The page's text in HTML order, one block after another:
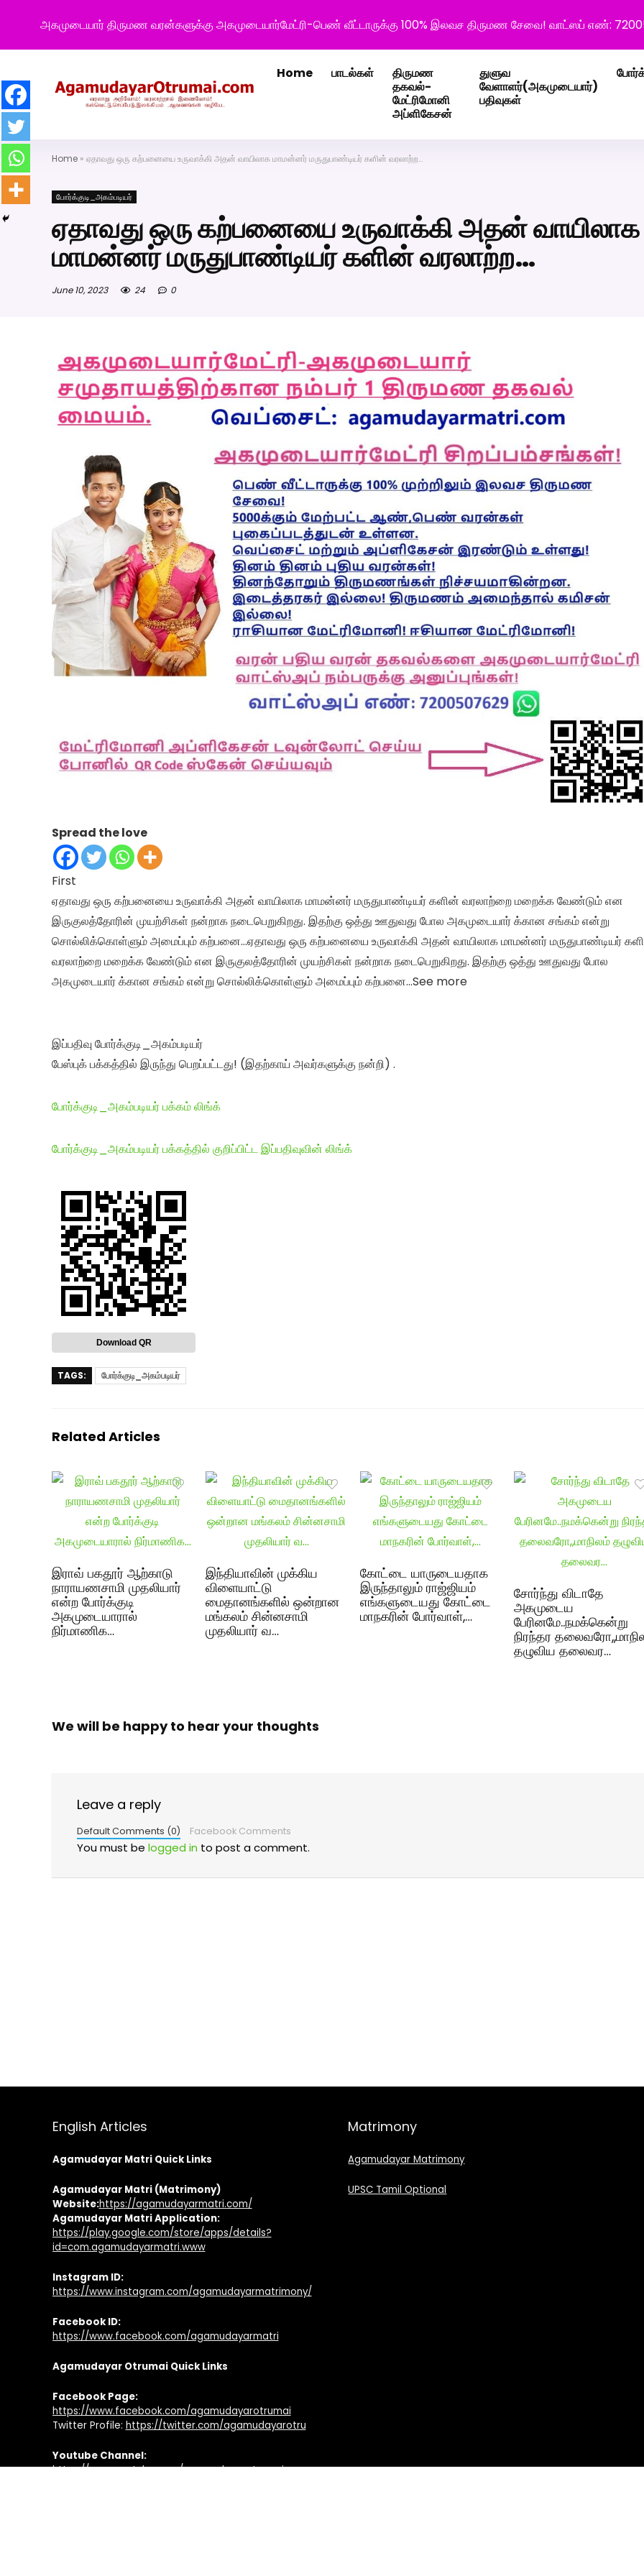
Home பாடல்கள்
திருமண
தகவல்-
மேட்ரிமோனி
அப்ளிகேசன்
துளுவ
வேளாளர்(அகமுடையார்)
பதிவுகள்
Home » ஏதாவது ஒரு கற்பனையை உருவாக்கி அதன் வாயிலாக மாமன்னர் மருதுபாண்டியர் களின் வரலாற்ற…
போர்க்குடி_அகம்படியர்
ஏதாவது ஒரு கற்பனையை உருவாக்கி அதன் வாயிலாக
மாமன்னர் மருதுபாண்டியர் களின் வரலாற்ற…
June 10, 2023 24 0
Spread the love
First
ஏதாவது ஒரு கற்பனையை உருவாக்கி அதன் வாயிலாக மாமன்னர் மருதுபாண்டியர் களின் வரலாற்றை மறைக்க வேண்டும் என
இருகுலத்தோரின் முயற்சிகள் நன்றாக நடைபெறுகிறது. இதற்கு ஒத்து ஊதுவது போல அகமுடையார் க்கான சங்கம் என்று
சொல்லிக்கொள்ளும் அமைப்பும் கற்பனை…ஏதாவது ஒரு கற்பனையை உருவாக்கி அதன் வாயிலாக மாமன்னர் மருதுபாண்டியர்
வரலாற்றை மறைக்க வேண்டும் என இருகுலத்தோரின் முயற்சிகள் நன்றாக நடைபெறுகிறது. இதற்கு ஒத்து ஊதுவது போல
அகமுடையார் க்கான சங்கம் என்று சொல்லிக்கொள்ளும் அமைப்பும் கற்பனை…See more
இப்பதிவு போர்க்குடி_அகம்படியர்
பேஸ்புக் பக்கத்தில் இருந்து பெறப்பட்டது! (இதற்காய் அவர்களுக்கு நன்றி) .
போர்க்குடி_அகம்படியர் பக்கம் லிங்க்
போர்க்குடி_அகம்படியர் பக்கத்தில் குறிப்பிட்ட இப்பதிவுவின் லிங்க்
Download QR
TAGS: போர்க்குடி_அகம்படியர்
Related Articles
இராவ் பகதூர் ஆற்காடு
நாராயணசாமி முதலியார்
என்ற போர்க்குடி
அகமுடையாரால்
நிர்மாணிக…
இந்தியாவின் முக்கிய
விளையாட்டு
மைதானங்களில் ஒன்றான
மங்கலம் சின்னசாமி
முதலியார் வ…
கோட்டை யாருடையதாக
இருந்தாலும் ராஜ்ஜியம்
எங்களுடையது கோட்டை
மாநகரின் போர்வாள்,…
சோர்ந்து விடாதே
அகமுடைய
பேரினமே..நமக்கென்று
நிரந்தர
தழுவிய தலைவர…
We will be happy to hear your thoughts
Leave a reply
Default Comments (0) Facebook Comments
You must be logged in to post a comment.
English Articles
Agamudayar Matri Quick Links
Agamudayar Matri (Matrimony)
Website:https://agamudayarmatri.com/
Agamudayar Matri Application:
https://play.google.com/store/apps/details?
id=com.agamudayarmatri.www
Instagram ID:
https://www.instagram.com/agamudayarmatrimony/
Facebook ID:
https://www.facebook.com/agamudayarmatri
Agamudayar Otrumai Quick Links
Facebook Page:
https://www.facebook.com/agamudayarotrumai
Twitter Profile: https://twitter.com/agamudayarotru
Youtube Channel:
https://www.youtube.com/agamudayarotrumai
Matrimony
Agamudayar Matrimony
UPSC Tamil Optional
அகமுடையார் திருமண வரன்களுக்கு அகமுடையார்மேட்ரி-பெண் வீட்டாருக்கு 100% இலவச திருமண சேவை! வாட்ஸப் எண்: